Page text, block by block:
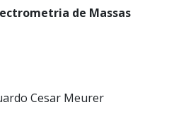
de Massas
Cesar Meurer